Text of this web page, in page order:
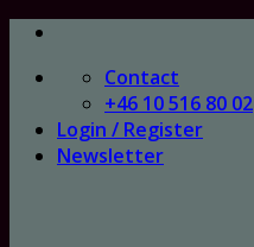
Skip
content
Contact
+46 10 516 80 02
Login / Register
Newsletter